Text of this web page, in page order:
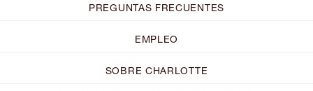
PREGUNTAS FRECUENTES
EMPLEO
SOBRE CHARLOTTE